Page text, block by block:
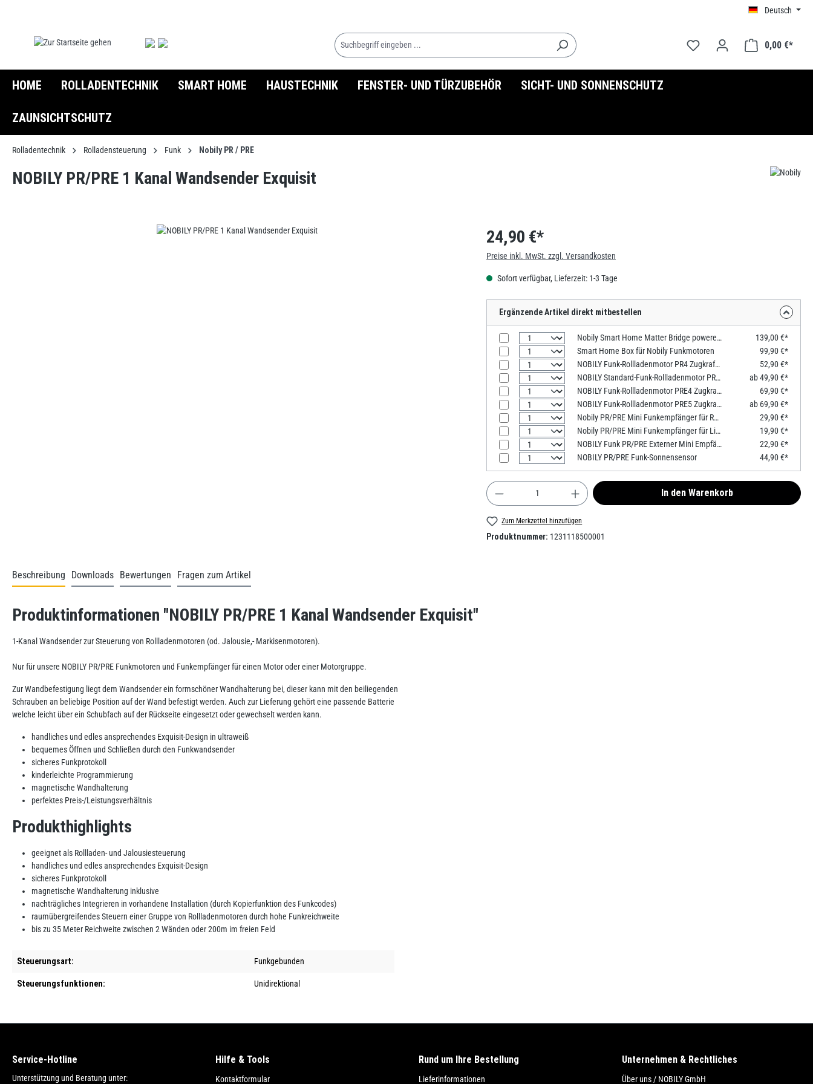
Deutsch
0,00 €*
HOME ROLLADENTECHNIK SMART HOME HAUSTECHNIK FENSTER- UND TÜRZUBEHÖR SICHT- UND SONNENSCHUTZ
ZAUNSICHTSCHUTZ
Rolladentechnik Rolladensteuerung Funk Nobily PR / PRE
NOBILY PR/PRE 1 Kanal Wandsender Exquisit
24,90 €*
Preise inkl. MwSt. zzgl. Versandkosten
Sofort verfügbar, Lieferzeit: 1-3 Tage
Ergänzende Artikel direkt mitbestellen
Nobily Smart Home Matter Bridge powered by mediola
139,00 €*
Smart Home Box für Nobily Funkmotoren
99,90 €*
NOBILY Funk-Rollladenmotor PR4 Zugkraft 13Nm / 36kg SW40 inkl. 1-Kanal-Handsender
52,90 €*
NOBILY Standard-Funk-Rollladenmotor PR5 Zugkraft 10-60Nm / 25-135kg SW60 inkl. 1-Kanal-Handsender
ab 49,90 €*
NOBILY Funk-Rollladenmotor PRE4 Zugkraft 13Nm / 36kg SW40 inkl. 1-Kanal-Handsender
69,90 €*
NOBILY Funk-Rollladenmotor PRE5 Zugkraft 10-50Nm / 25-115kg SW60 inkl. 1-Kanal-Handsender
ab 69,90 €*
Nobily PR/PRE Mini Funkempfänger für Rolladen
29,90 €*
Nobily PR/PRE Mini Funkempfänger für Licht
19,90 €*
NOBILY Funk PR/PRE Externer Mini Empfänger
22,90 €*
NOBILY PR/PRE Funk-Sonnensensor
44,90 €*
Produkt Anzahl: Gib den gewünschten Wert ein oder
In den Warenkorb
Zum Merkzettel hinzufügen
Produktnummer: 1231118500001
Beschreibung Downloads Bewertungen Fragen zum Artikel
Produktinformationen "NOBILY PR/PRE 1 Kanal Wandsender Exquisit"
1-Kanal Wandsender zur Steuerung von Rollladenmotoren (od. Jalousie,- Markisenmotoren).
Nur für unsere NOBILY PR/PRE Funkmotoren und Funkempfänger für einen Motor oder einer Motorgruppe.
Zur Wandbefestigung liegt dem Wandsender ein formschöner Wandhalterung bei, dieser kann mit den beiliegenden
Schrauben an beliebige Position auf der Wand befestigt werden. Auch zur Lieferung gehört eine passende Batterie
welche leicht über ein Schubfach auf der Rückseite eingesetzt oder gewechselt werden kann.
handliches und edles ansprechendes Exquisit-Design in ultraweiß
bequemes Öffnen und Schließen durch den Funkwandsender
sicheres Funkprotokoll
kinderleichte Programmierung
magnetische Wandhalterung
perfektes Preis-/Leistungsverhältnis
Produkthighlights
geeignet als Rollladen- und Jalousiesteuerung
handliches und edles ansprechendes Exquisit-Design
sicheres Funkprotokoll
magnetische Wandhalterung inklusive
nachträgliches Integrieren in vorhandene Installation (durch Kopierfunktion des Funkcodes)
raumübergreifendes Steuern einer Gruppe von Rollladenmotoren durch hohe Funkreichweite
bis zu 35 Meter Reichweite zwischen 2 Wänden oder 200m im freien Feld
Steuerungsart: Funkgebunden
Steuerungsfunktionen: Unidirektional
Service-Hotline
Unterstützung und Beratung unter:
Hilfe & Tools
Kontaktformular
Rund um Ihre Bestellung
Lieferinformationen
Unternehmen & Rechtliches
Über uns / NOBILY GmbH